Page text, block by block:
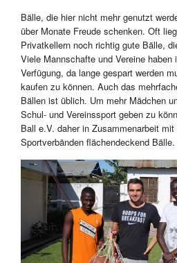
Bälle, die hier nicht mehr genutzt
über Monate Freude schenken. Oft
Privatkellern noch richtig gute Bälle,
Viele Mannschafte und Vereine
Verfügung, da lange gespart werden
kaufen zu können. Auch das
Bällen ist üblich. Um mehr Mädchen
Schul- und Vereinssport geben zu
Ball e.V. daher in Zusammenarbeit mit
Sportverbänden flächendeckend Bälle.